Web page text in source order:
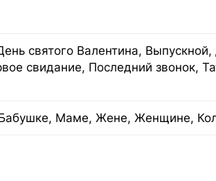
святого Валентина, Выпускной,
свидание, Последний звонок,
Маме, Жене, Женщине,